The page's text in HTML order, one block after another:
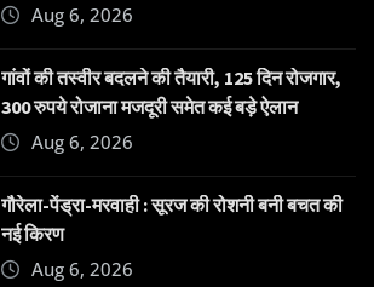
Aug 6, 2026
गांवों की तस्वीर बदलने की तैयारी, 125 दिन रोजगार,
300 रुपये रोजाना मजदूरी समेत कई बड़े ऐलान
Aug 6, 2026
गौरेला-पेंड्रा-मरवाही : सूरज की रोशनी बनी बचत की
नई किरण
Aug 6, 2026